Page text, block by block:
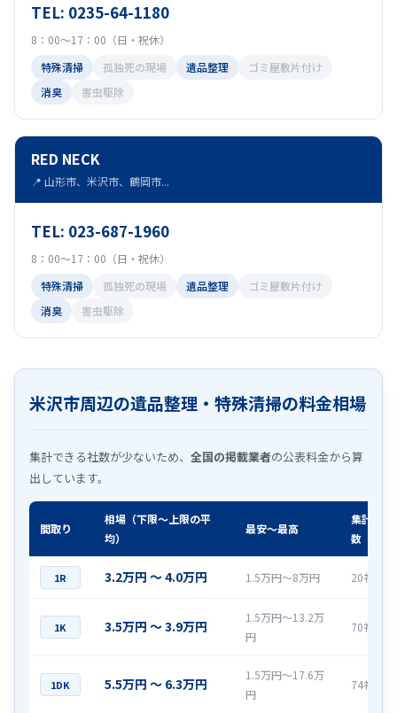
TEL: 0235-64-1180
8：00〜17：00（日・祝休）
特殊清掃
孤独死の現場 遺品整理
ゴミ屋敷片付け
消臭
害虫駆除
RED NECK
📍 山形市、米沢市、鶴岡市...
TEL: 023-687-1960
8：00〜17：00（日・祝休）
特殊清掃
孤独死の現場 遺品整理
ゴミ屋敷片付け
消臭
害虫駆除
米沢市周辺の遺品整理・特殊清掃の料金相場
集計できる社数が少ないため、 全国の掲載業者の公表料金から算
出しています。
間取り
相場（下限〜上限の平
均）
最安〜最高
集計社
数
1R 3.2万円 〜 4.0万円 1.5万円〜8万円 20社
1K 3.5万円 〜 3.9万円
1.5万円〜13.2万
円
70社
1DK 5.5万円 〜 6.3万円
1.5万円〜17.6万
円
74社